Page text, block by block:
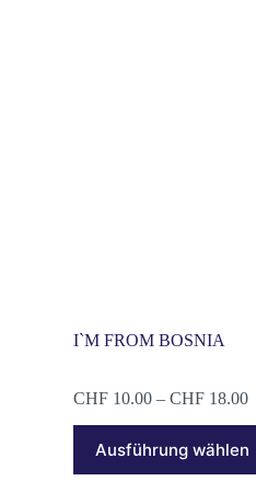
I`M FROM BOSNIA
CHF10.00 – CHF18.00
Ausführung wählen